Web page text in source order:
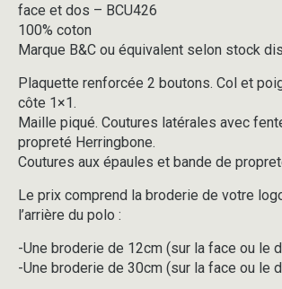
face et dos – BCU426
100% coton
Marque B&C ou équivalent selon stock
Plaquette renforcée 2 boutons. Col et
côte 1×1.
Maille piqué. Coutures latérales avec
propreté Herringbone.
Coutures aux épaules et bande de
Le prix comprend la broderie de votre
l’arrière du polo :
-Une broderie de 12cm (sur la face ou le
-Une broderie de 30cm (sur la face ou le